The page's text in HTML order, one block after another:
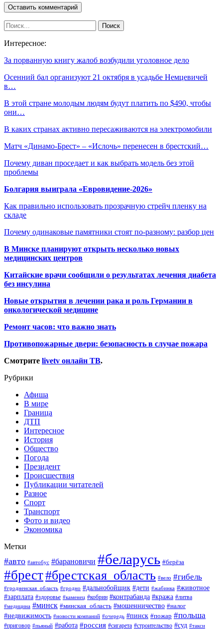
Интересное:
За порванную книгу жалоб возбудили уголовное дело
Осенний бал организуют 21 октября в усадьбе Немцевичей
в…
В этой стране молодым людям будут платить по $490, чтобы
они…
В каких странах активно пересаживаются на электромобили
Матч «Динамо-Брест» – «Ислочь» перенесен в брестский…
Почему диван проседает и как выбрать модель без этой
проблемы
Болгария выиграла «Евровидение-2026»
Как правильно использовать прозрачную стрейч пленку на
складе
Почему одинаковые памятники стоят по-разному: разбор цен
В Минске планируют открыть несколько новых
медицинских центров
Китайские врачи сообщили о результатах лечения диабета
без инсулина
Новые открытия в лечении рака и роль Германии в
онкологической медицине
Ремонт часов: что важно знать
Противопожарные двери: безопасность в случае пожара
Смотрите livetv онлайн ТВ.
Рубрики
Афиша
В мире
Граница
ДТП
Интересное
История
Общество
Погода
Президент
Происшествия
Публикации читателей
Разное
Спорт
Транспорт
Фото и видео
Экономика
Метки
#авто #автобус #барановичи #беларусь #берёза
#брест#брестская_область #вело #гибель
#гродненская_область #гродно #дальнобойщик #дети #жабинка #животное
#зарплата #здоровье #каменец #кобрин #контрабанда #кража #литва
#медицина #минск #минская_область #мошенничество #налог
#недвижимость #новости компаний #очередь #пинск #пожар #польша
#приговор #пьяный #работа #россия #сигарета #строительство #суд #такси